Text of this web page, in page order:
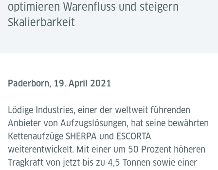
optimieren Warenfluss und steigern
Skalierbarkeit
Paderborn, 19. April 2021
Lödige Industries, einer der weltweit führenden
Anbieter von Aufzugslösungen, hat seine bewährten
Kettenaufzüge SHERPA und ESCORTA
weiterentwickelt. Mit einer um 50 Prozent höheren
Tragkraft von jetzt bis zu 4,5 Tonnen sowie einer